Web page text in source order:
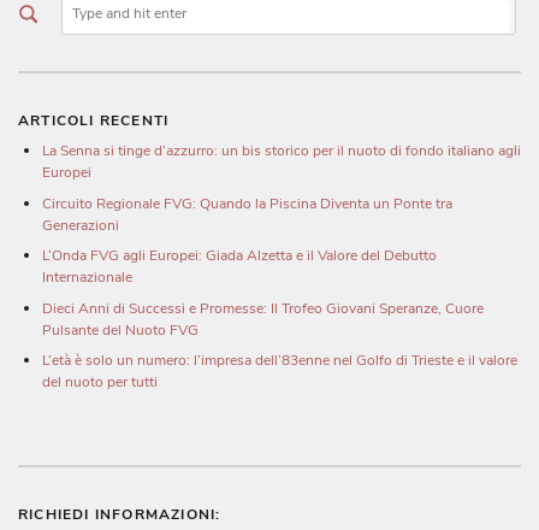
ARTICOLI RECENTI
La Senna si tinge d’azzurro: un bis storico per il nuoto di fondo italiano agli
Europei
Circuito Regionale FVG: Quando la Piscina Diventa un Ponte tra
Generazioni
L’Onda FVG agli Europei: Giada Alzetta e il Valore del Debutto
Internazionale
Dieci Anni di Successi e Promesse: Il Trofeo Giovani Speranze, Cuore
Pulsante del Nuoto FVG
L’età è solo un numero: l’impresa dell’83enne nel Golfo di Trieste e il valore
del nuoto per tutti
RICHIEDI INFORMAZIONI: